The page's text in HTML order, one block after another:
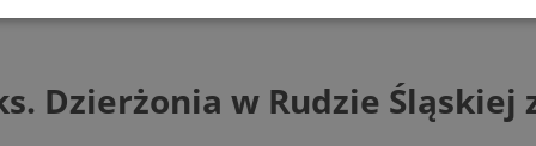
Dzierżonia w Rudzie
Wydajność Targetowanie Funkcjonalność